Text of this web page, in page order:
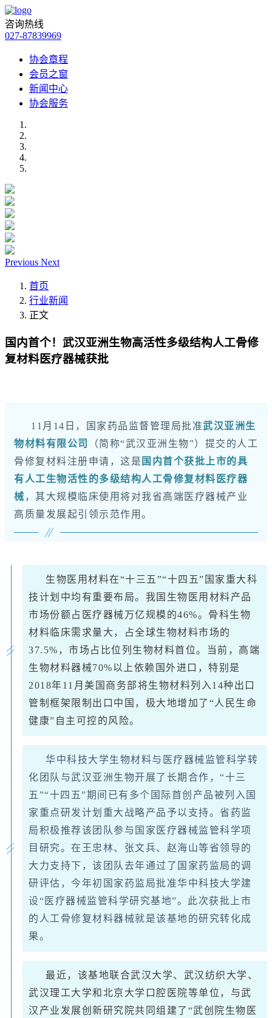
咨询热线
027-87839969
协会章程
会员之窗
新闻中心
协会服务
Previous Next
首页
行业新闻
正文
国内首个！武汉亚洲生物高活性多级结构人工骨修
复材料医疗器械获批
11月14日，国家药品监督管理局批准武汉亚洲生
物材料有限公司
（简称“武汉亚洲生物”）提交的人工
骨修复材料注册申请，这是 国内首个获批上市的具
有人工生物活性的多级结构人工骨修复材料医疗器
械 ，其大规模临床使用将对我省高端医疗器械产业
高质量发展起引领示范作用。
生物医用材料在“十三五”“十四五”国家重大科
技计划中均有重要布局。我国生物医用材料产品
市场份额占医疗器械万亿规模的46%。骨科生物
材料临床需求量大，占全球生物材料市场的
37.5%，市场占比位列生物材料首位。当前，高端
生物材料器械70%以上依赖国外进口，特别是
2018年11月美国商务部将生物材料列入14种出口
管制框架限制出口中国，极大地增加了“人民生命
健康”自主可控的风险。
华中科技大学生物材料与医疗器械监管科学转
化团队与武汉亚洲生物开展了长期合作，“十三
五”“十四五”期间已有多个国际首创产品被列入国
家重点研发计划重大战略产品予以支持。省药监
局积极推荐该团队参与国家医疗器械监管科学项
目研究。在王忠林、张文兵、赵海山等省领导的
大力支持下，该团队去年通过了国家药监局的调
研评估，今年初国家药监局批准华中科技大学建
设“医疗器械监管科学研究基地”。此次获批上市
的人工骨修复材料器械就是该基地的研究转化成
果。
最近，该基地联合武汉大学、武汉纺织大学、
武汉理工大学和北京大学口腔医院等单位，与武
汉产业发展创新研究院共同组建了“武创院生物医